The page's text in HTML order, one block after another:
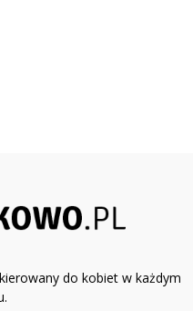
do kobiet w każdym